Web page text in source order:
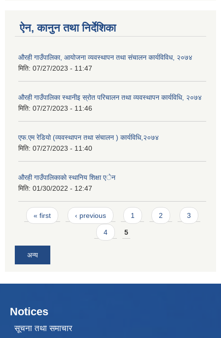
ऐन, कानुन तथा निर्देशिका
औरही गाउँपालिका, आयोजना व्यवस्थापन तथा संचालन कार्यविविध, २०७४
मिति: 07/27/2023 - 11:47
औरही गाउँपालिका स्थानीइ स्रोत परिचालन तथा व्यवस्थापन कार्यविधि, २०७४
मिति: 07/27/2023 - 11:46
एफ.एम रेडियो (व्यवस्थापन तथा संचालन ) कार्यविधि,२०७४
मिति: 07/27/2023 - 11:40
औरही गाउँपालिकाकाे स्थानिय शिक्षा एेन
मिति: 01/30/2022 - 12:47
Pages
« first ‹ previous 1 2 3
4 5
अन्य
Notices
सूचना तथा समाचार